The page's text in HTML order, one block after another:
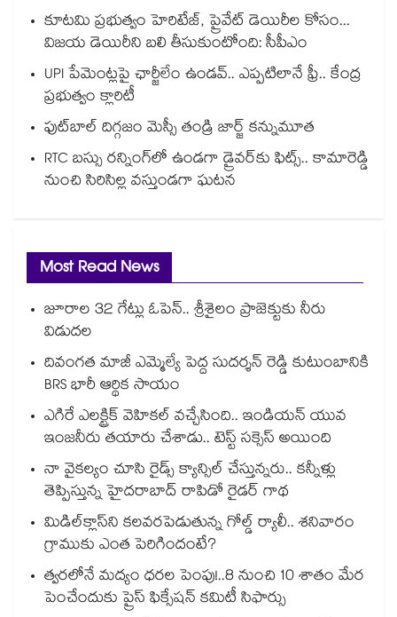
కూటమి ప్రభుత్వం హెరిటేజ్, ప్రైవేట్ డెయిరీల కోసం...
విజయ డెయిరీని బలి తీసుకుంటోంది: సీపీఎం
UPI పేమెంట్లపై ఛార్జీలేం ఉండవ్.. ఎప్పటిలానే ఫ్రీ.. కేంద్ర
ప్రభుత్వం క్లారిటీ
ఫుట్‎బాల్ దిగ్గజం మెస్సీ తండ్రి జార్జ్ కన్నుమూత
RTC బస్సు రన్నింగ్⁫లో ఉండగా డ్రైవర్‌కు ఫిట్స్.. కామారెడ్డి
నుంచి సిరిసిల్ల వస్తుండగా ఘటన
Most Read News
జూరాల 32 గేట్లు ఓపెన్.. శ్రీశైలం ప్రాజెక్టుకు నీరు
విడుదల
దివంగత మాజీ ఎమ్మెల్యే పెద్ద సుదర్శన్ రెడ్డి కుటుంబానికి
BRS భారీ ఆర్థిక సాయం
ఎగిరే ఎలక్ట్రిక్ వెహికల్ వచ్చేసింది.. ఇండియన్ యువ
ఇంజనీరు తయారు చేశాడు.. టెస్ట్ సక్సెస్ అయింది
నా వైకల్యం చూసి రైడ్స్ క్యాన్సిల్ చేస్తున్నరు.. కన్నీళ్లు
తెప్పిస్తున్న హైదరాబాద్ రాపిడో రైడర్ గాథ
మిడిల్‌క్లాస్‌ని కలవరపెడుతున్న గోల్డ్ ర్యాలీ.. శనివారం
గ్రాముకు ఎంత పెరిగిందంటే?
త్వరలోనే మద్యం ధ‌‌ర‌‌ల పెంపు!..8 నుంచి 10 శాతం మేర
పెంచేందుకు ప్రైస్ ఫిక్సేష‌‌న్ క‌‌మిటీ సిఫార్సు